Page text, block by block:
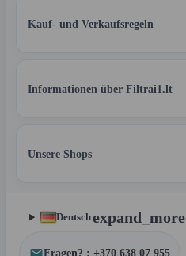
Kauf- und Verkaufsregeln
Informationen über Filtrai1.lt
Unsere Shops
Deutschexpand_more
Fragen? : +370 638 07 955